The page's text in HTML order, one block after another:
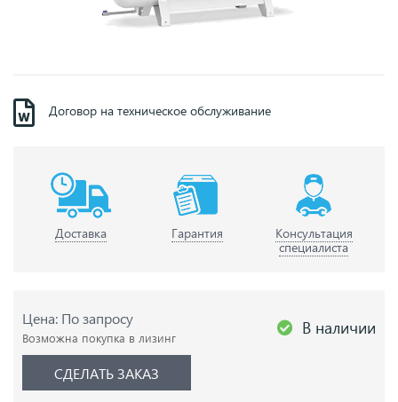
Договор на техническое обслуживание
Доставка Гарантия
Консультация
специалиста
Цена: По запросу
Возможна покупка в лизинг В наличии
СДЕЛАТЬ ЗАКАЗ